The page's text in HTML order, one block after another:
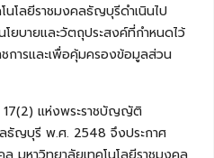
นโลยีราชมงคลธัญบุรีดำเนินไป
ยบายและวัตถุประสงค์ที่กำหนดไว้
การและเพื่อคุ้มครองข้อมูลส่วน
17(2) แห่งพระราชบัญญัติ
ลธัญบุรี พ.ศ. 2548 จึงประกาศ